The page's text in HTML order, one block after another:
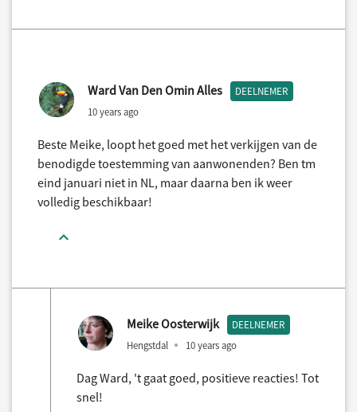
Ward Van Den Omin Alles DEELNEMER
10 years ago
Beste Meike, loopt het goed met het verkijgen van de
benodigde toestemming van aanwonenden? Ben tm
eind januari niet in NL, maar daarna ben ik weer
volledig beschikbaar!
Meike Oosterwijk DEELNEMER
Hengstdal 10 years ago
Dag Ward, 't gaat goed, positieve reacties! Tot
snel!